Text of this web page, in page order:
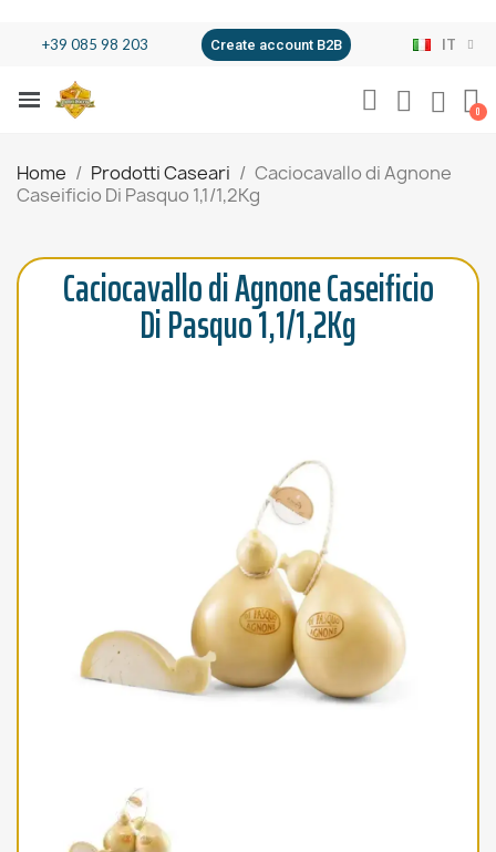
+39 085 98 203 Create account B2B IT
Home Prodotti Caseari
Caciocavallo di Agnone
Caseificio Di Pasquo 1,1/1,2Kg
Caciocavallo di Agnone Caseificio
Di Pasquo 1,1/1,2Kg